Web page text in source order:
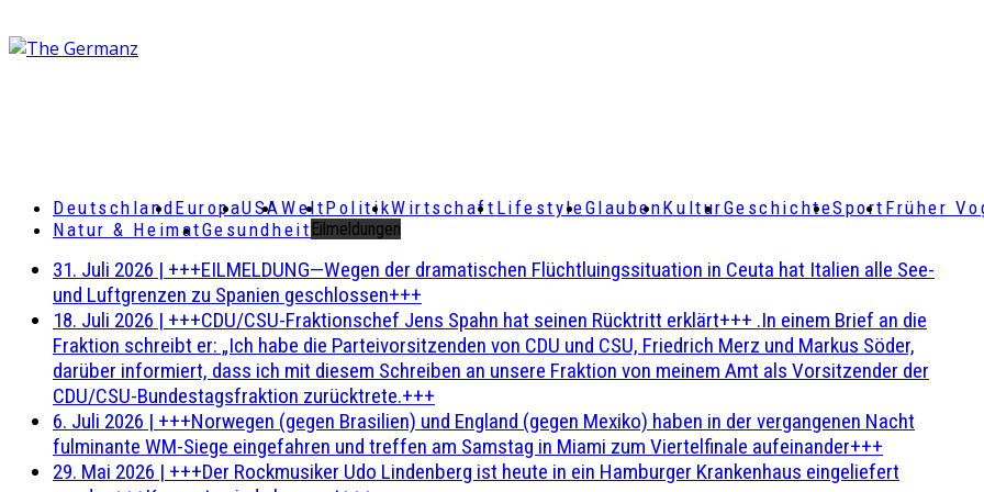
DeutschlandEuropaUSAWeltPolitikWirtschaft LifestyleGlaubenKulturGeschichteSport Früher
Natur & HeimatGesundheit Eilmeldungen
31. Juli 2026 | +++EILMELDUNG—Wegen der dramatischen Flüchtluingssituation in Ceuta hat Italien alle See-
und Luftgrenzen zu Spanien geschlossen+++
18. Juli 2026 | +++CDU/CSU-Fraktionschef Jens Spahn hat seinen Rücktritt erklärt+++ .In einem Brief an die
Fraktion schreibt er: „Ich habe die Parteivorsitzenden von CDU und CSU, Friedrich Merz und Markus Söder,
darüber informiert, dass ich mit diesem Schreiben an unsere Fraktion von meinem Amt als Vorsitzender der
CDU/CSU-Bundestagsfraktion zurücktrete.+++
6. Juli 2026 | +++Norwegen (gegen Brasilien) und England (gegen Mexiko) haben in der vergangenen Nacht
fulminante WM-Siege eingefahren und treffen am Samstag in Miami zum Viertelfinale aufeinander+++
29. Mai 2026 | +++Der Rockmusiker Udo Lindenberg ist heute in ein Hamburger Krankenhaus eingeliefert